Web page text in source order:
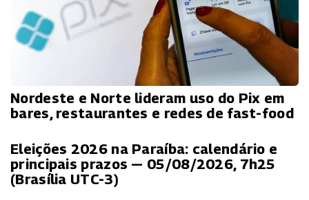
Nordeste e Norte lideram uso do Pix em
bares, restaurantes e redes de fast-food
Eleições 2026 na Paraíba: calendário e
principais prazos — 05/08/2026, 7h25
(Brasília UTC-3)